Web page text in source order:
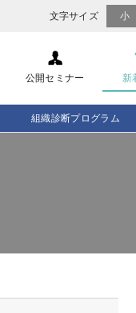
文字サイズ 小
公開セミナー 新
組織診断プログラム